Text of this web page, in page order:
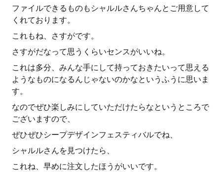
ファイルできるものもシャルルさんちゃんとご用意して
くれております。
これもね、さすがです。
さすがだなって思うくらいセンスがいいね。
これは多分、みんな手にして持っておきたいって思える
ようなものになるんじゃないのかなというふうに思いま
す。
なのでぜひ楽しみにしていただけたらなというところで
ございますので、
ぜひぜひシープデザインフェスティバルでね、
シャルルさんを見つけたら、
これね、早めに注文したほうがいいです。